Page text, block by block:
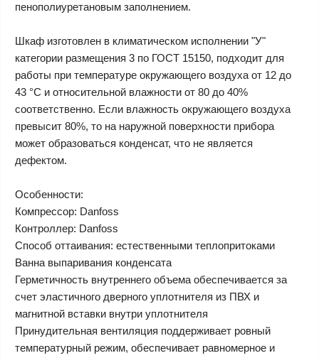
пенополиуретановым заполнением.
Шкаф изготовлен в климатическом исполнении "У"
категории размещения 3 по ГОСТ 15150, подходит для
работы при температуре окружающего воздуха от 12 до
43 °С и относительной влажности от 80 до 40%
соответственно. Если влажность окружающего воздуха
превысит 80%, то на наружной поверхности прибора
может образоваться конденсат, что не является
дефектом.
Особенности:
Компрессор: Danfoss
Контроллер: Danfoss
Способ оттаивания: естественными теплопритоками
Ванна выпаривания конденсата
Герметичность внутреннего объема обеспечивается за
счет эластичного дверного уплотнителя из ПВХ и
магнитной вставки внутри уплотнителя
Принудительная вентиляция поддерживает ровный
температурный режим, обеспечивает равномерное и